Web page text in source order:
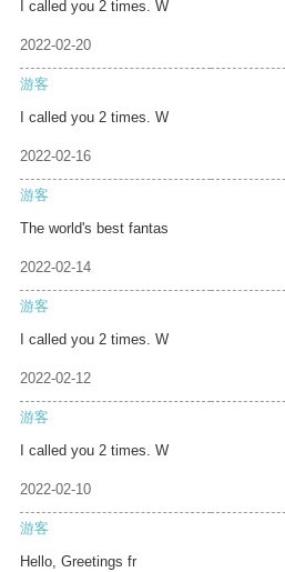
I called you 2 times. W
2022-02-20
游客
I called you 2 times. W
2022-02-16
游客
The world's best fantas
2022-02-14
游客
I called you 2 times. W
2022-02-12
游客
I called you 2 times. W
2022-02-10
游客
Hello, Greetings fr